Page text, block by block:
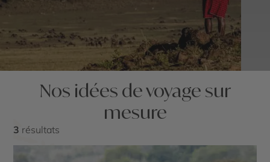
Nos idées de voyage sur
mesure
3 résultats